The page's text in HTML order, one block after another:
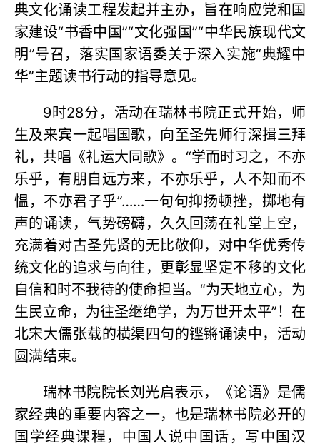
典文化诵读工程发起并主办，旨在响应党和国
家建设“书香中国”“文化强国”“中华民族现代文
明”号召，落实国家语委关于深入实施“典耀中
华”主题读书行动的指导意见。
9时28分，活动在瑞林书院正式开始，师
生及来宾一起唱国歌，向至圣先师行深揖三拜
礼，共唱《礼运大同歌》。“学而时习之，不亦
乐乎，有朋自远方来，不亦乐乎，人不知而不
愠，不亦君子乎”……一句句抑扬顿挫，掷地有
声的诵读，气势磅礴，久久回荡在礼堂上空，
充满着对古圣先贤的无比敬仰，对中华优秀传
统文化的追求与向往，更彰显坚定不移的文化
自信和时不我待的使命担当。“为天地立心，为
生民立命，为往圣继绝学，为万世开太平”！在
北宋大儒张载的横渠四句的铿锵诵读中，活动
圆满结束。
瑞林书院院长刘光启表示，《论语》是儒
家经典的重要内容之一，也是瑞林书院必开的
国学经典课程，中国人说中国话，写中国汉